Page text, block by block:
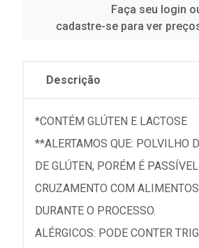
Faça seu login
cadastre-se para ver
Descrição
*CONTÉM GLÚTEN E LACTOSE
**ALERTAMOS QUE: POLVILHO
DE GLÚTEN, PORÉM É
CRUZAMENTO COM
DURANTE O PROCESSO.
ALÉRGICOS: PODE CONTER